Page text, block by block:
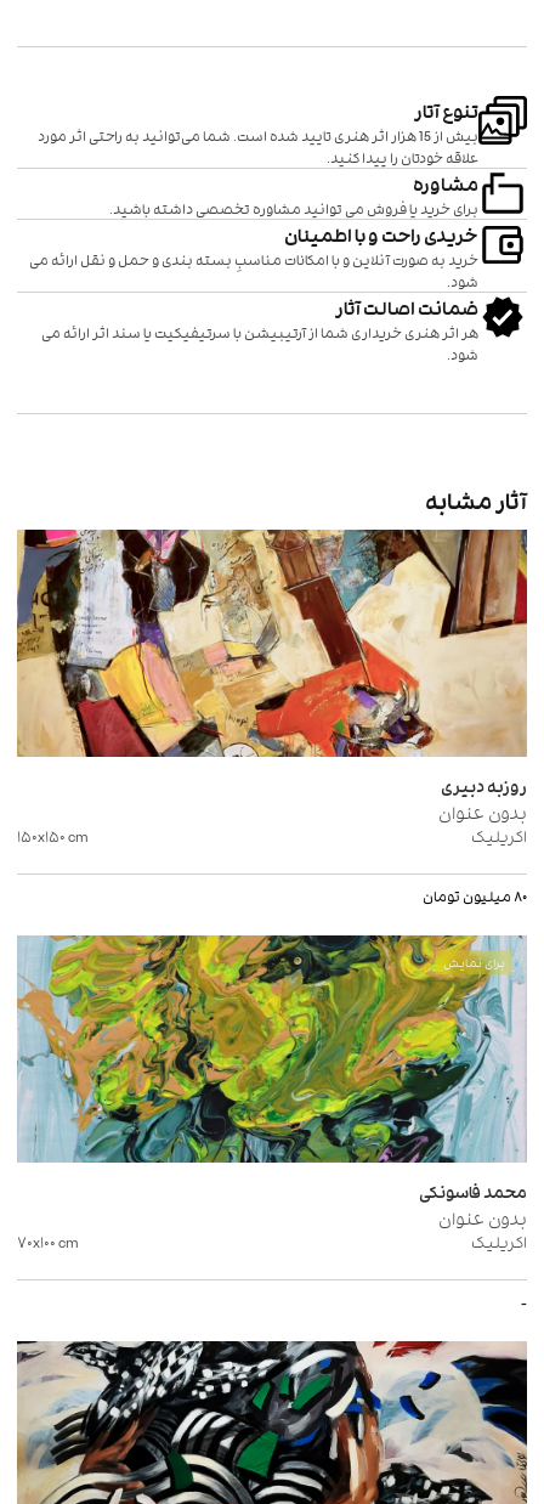
تنوع آتار
بیش از 15 هزار اثر هنری تایید شده است. شما می‌توانید به راحتی اثر مورد
علاقه خودتان را پیدا کنید.
مشاوره
برای خرید یا فروش می توانید مشاوره تخصصی داشته باشید.
خریدی راحت و با اطمینان
خرید به صورت آنلاین و با امکانات مناسبِ بسته بندی و حمل و نقل ارائه می
شود.
ضمانت اصالت آثار
هر اثر هنری خریداری شما از آرتیبیشن با سرتیفیکیت یا سند اثر ارائه می
شود.
آثار مشابه
روزبه دبیری
بدون عنوان
اکریلیک ۱۵۰x۱۵۰cm
۸۰ میلیون تومان
برای نمایش
محمد فاسونکی
بدون عنوان
اکریلیک ۷۰x۱۰۰cm
-